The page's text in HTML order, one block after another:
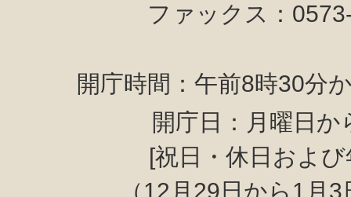
ファックス：
開庁時間：午前8時30分
開庁日：月曜日か
[祝日・休日およ
（12月29日から1月